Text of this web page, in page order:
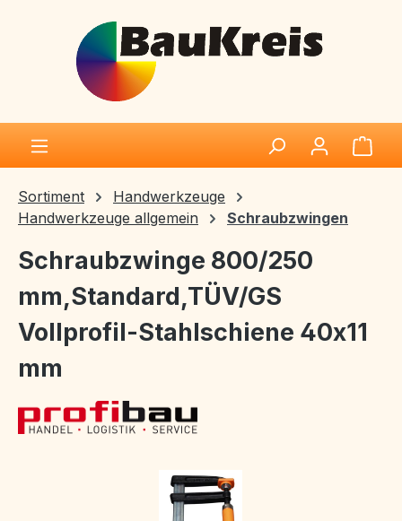
Zum Hauptinhalt springen
Sortiment
Handwerkzeuge
Handwerkzeuge allgemein
Schraubzwingen
Schraubzwinge 800/250
mm,Standard,TÜV/GS
Vollprofil-Stahlschiene 40x11
mm
Bildergalerie überspringen